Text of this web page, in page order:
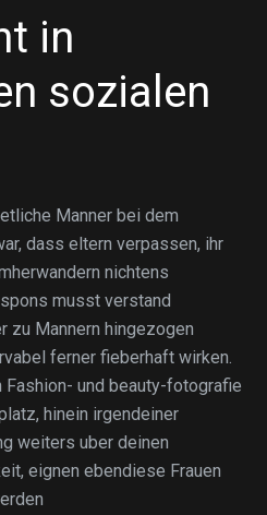
in
sozialen
Manner bei dem
dass eltern verpassen, ihr
nichtens
musst verstand
zu Mannern hingezogen
ferner fieberhaft wirken.
und beauty-fotografie
hinein irgendeiner
weiters uber deinen
eignen ebendiese Frauen